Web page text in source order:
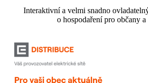
Interaktivní a velmi snadno
o hospodaření pro občany a